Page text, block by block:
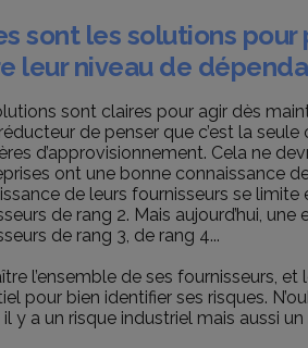
sont les solutions
leur niveau de
sont claires pour agir dès
de penser que c’est la
d’approvisionnement. Cela ne
ont une bonne connaissance
de leurs fournisseurs se
de rang 2. Mais aujourd’hui,
de rang 3, de rang 4...
l’ensemble de ses fournisseurs,
pour bien identifier ses risques.
il y a un risque industriel mais aussi un